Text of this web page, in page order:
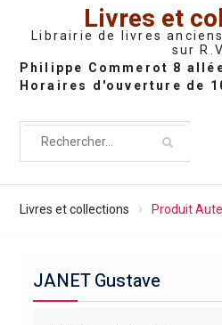
Livres et
Librairie de livres
sur R.V.
Livres et collections Produit
JANET Gustave